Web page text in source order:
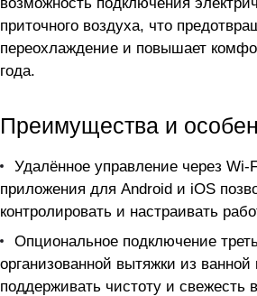
приточного воздуха, что
переохлаждение и повышает
года.
Преимущества и
Удалённое управление через Wi-
приложения для Android и iOS
контролировать и настраивать
Опциональное подключение
организованной вытяжки из ванной
поддерживать чистоту и свежесть